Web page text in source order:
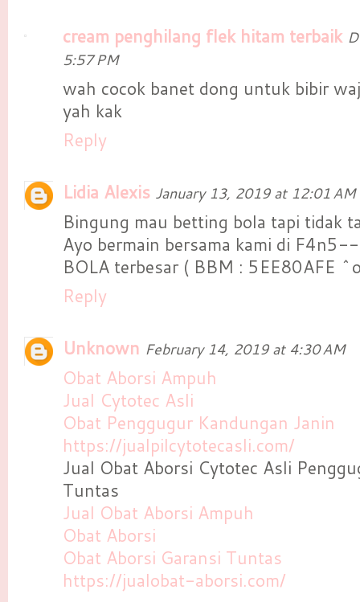
cream penghilang flek hitam terbaik
5:57 PM
wah cocok banet dong untuk bibir
yah kak
Reply
Lidia Alexis January 13, 2019 at 12:01 AM
Bingung mau betting bola tapi tidak
Ayo bermain bersama kami di
BOLA terbesar ( BBM : 5EE80AFE
Reply
Unknown February 14, 2019 at 4:30 AM
Obat Aborsi Ampuh
Jual Cytotec Asli
Obat Penggugur Kandungan Janin
https://jualpilcytotecasli.com/
Jual Obat Aborsi Cytotec Asli
Tuntas
Jual Obat Aborsi Ampuh
Obat Aborsi
Obat Aborsi Garansi Tuntas
https://jualobat-aborsi.com/